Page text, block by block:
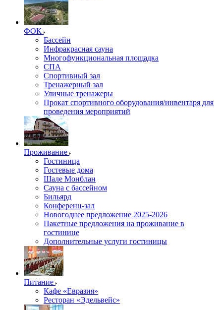
ФОК
Бассейн
Инфракрасная сауна
Многофункциональная площадка
СПА
Спортивный зал
Тренажерный зал
Уличные тренажеры
Прокат спортивного оборудования/инвентаря для
проведения мероприятий
Проживание
Гостиница
Гостевые дома
Шале Монблан
Сауна с бассейном
Бильярд
Конференц-зал
Новогоднее предложение 2025-2026
Пакетные предложения на проживание в
гостинице
Дополнительные услуги гостиницы
Питание
Кафе «Евразия»
Ресторан «Эдельвейс»